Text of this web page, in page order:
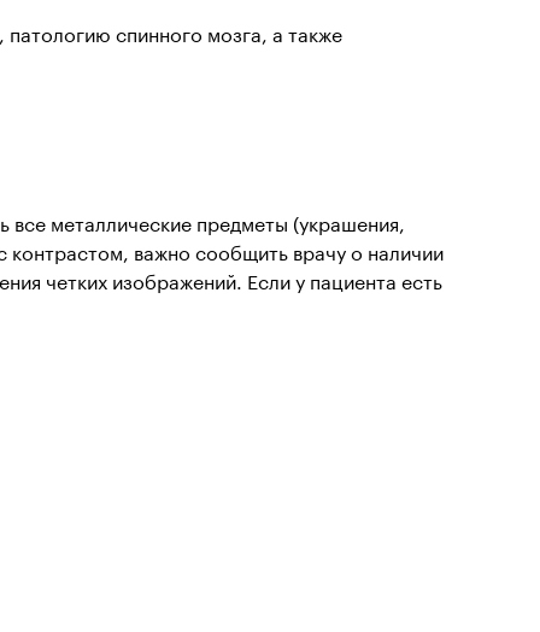
спинного мозга, а также
металлические предметы (украшения,
контрастом, важно сообщить врачу о наличии
четких изображений. Если у пациента есть